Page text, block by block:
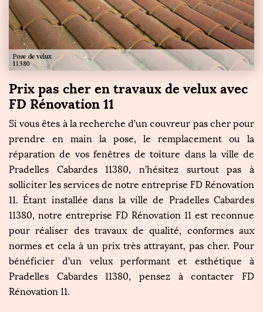
Prix pas cher en travaux de velux avec
FD Rénovation 11
Si vous êtes à la recherche d’un couvreur pas cher pour
prendre en main la pose, le remplacement ou la
réparation de vos fenêtres de toiture dans la ville de
Pradelles Cabardes 11380, n’hésitez surtout pas à
solliciter les services de notre entreprise FD Rénovation
11. Étant installée dans la ville de Pradelles Cabardes
11380, notre entreprise FD Rénovation 11 est reconnue
pour réaliser des travaux de qualité, conformes aux
normes et cela à un prix très attrayant, pas cher. Pour
bénéficier d’un velux performant et esthétique à
Pradelles Cabardes 11380, pensez à contacter FD
Rénovation 11.